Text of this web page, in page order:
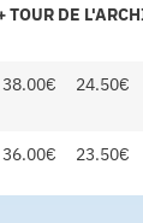
TOUR DE
38.00€ 24.50€
36.00€ 23.50€